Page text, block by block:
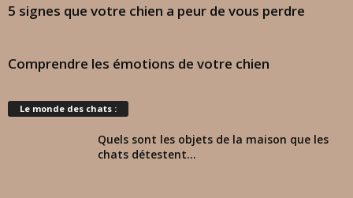
5 signes que votre chien a peur de vous perdre
Comprendre les émotions de votre chien
Le monde des chats :
Quels sont les objets de la maison que les
chats détestent...